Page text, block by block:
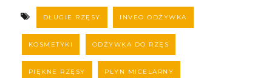
DŁUGIE RZĘSY INVEO ODŻYWKA
KOSMETYKI ODŻYWKA DO RZĘS
PIĘKNE RZĘSY PŁYN MICELARNY